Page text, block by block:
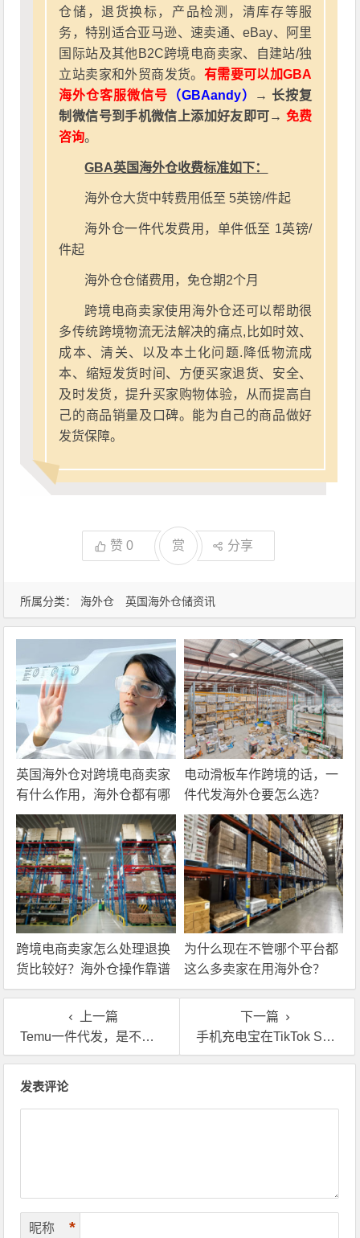
所属分类： 海外仓 英国海外仓储资讯
仓储，退货换标，产品检测，清库存等服
务，特别适合亚马逊、速卖通、eBay、阿里
国际站及其他B2C跨境电商卖家、自建站/独
立站卖家和外贸商发货。 有需要可以加GBA
海外仓客服微信号 （GBAandy）
→ 长按复
制微信号到手机微信上添加好友即可→ 免费
咨询。
GBA英国海外仓收费标准如下：
海外仓大货中转费用低至 5英镑/件起
海外仓一件代发费用，单件低至 1英镑/
件起
海外仓仓储费用，免仓期2个月
跨境电商卖家使用海外仓还可以帮助很
多传统跨境物流无法解决的痛点,比如时效、
成本、清关、以及本土化问题.降低物流成
本、缩短发货时间、方便买家退货、安全、
及时发货，提升买家购物体验，从而提高自
己的商品销量及口碑。能为自己的商品做好
发货保障。
赞0 赏 分享
英国海外仓对跨境电商卖家
有什么作用，海外仓都有哪
些核心服务？
电动滑板车作跨境的话，一
件代发海外仓要怎么选？
跨境电商卖家怎么处理退换
货比较好？海外仓操作靠谱
吗？
为什么现在不管哪个平台都
这么多卖家在用海外仓？
上一篇
Temu一件代发，是不是用平台认证海外仓比较好？
下一篇
手机充电宝在TikTok Shop卖，想找海外仓一件代发？这些坑你要提前了解
发表评论
昵称 *